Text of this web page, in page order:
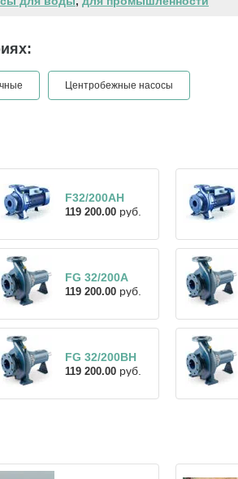
Центробежные насосы
F32/200AH
119 200.00 руб.
FG 32/200A
119 200.00 руб.
FG 32/200BH
119 200.00 руб.